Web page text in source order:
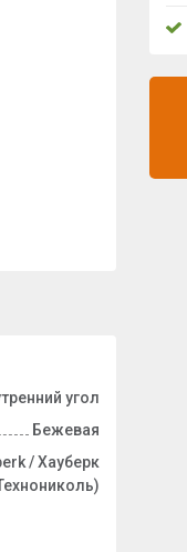
угол
Бежевая
/ Хауберк